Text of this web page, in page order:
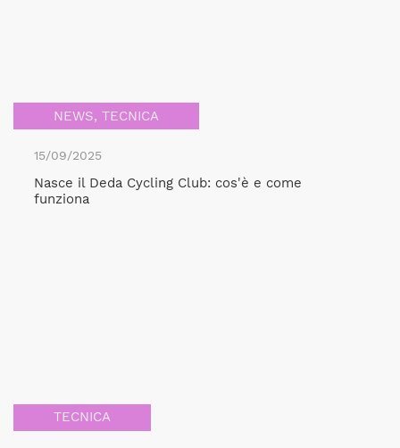
NEWS, TECNICA
15/09/2025
Nasce il Deda Cycling Club: cos'è e come
funziona
TECNICA